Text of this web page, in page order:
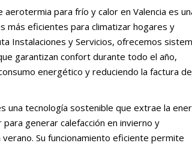
aerotermia para frío y calor en Valencia es
más eficientes para climatizar hogares y
Instalaciones y Servicios, ofrecemos
garantizan confort durante todo el año,
energético y reduciendo la factura de
una tecnología sostenible que extrae la
generar calefacción en invierno y
Su funcionamiento eficiente permite